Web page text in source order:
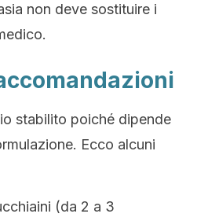
non deve sostituire i
stabilito poiché dipende
Ecco alcuni
(da 2 a 3